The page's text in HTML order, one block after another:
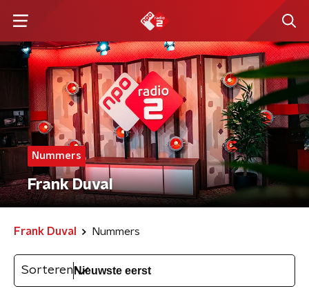
Nummers
Frank Duval
Frank Duval Nummers
Sorteren